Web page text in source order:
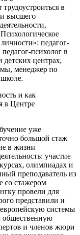
в
и высшего
педагог-
психолог в
детских центрах,
менеджер по
и как
в Центре
уже
большой стаж
в жизни
участие
олимпиадах и
преподаватель из
со стажером
провели для
представили и
системы
общественную
и членов жюри